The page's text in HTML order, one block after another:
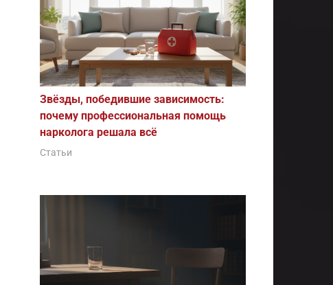
Звёзды, победившие зависимость:
почему профессиональная помощь
нарколога решала всё
Статьи